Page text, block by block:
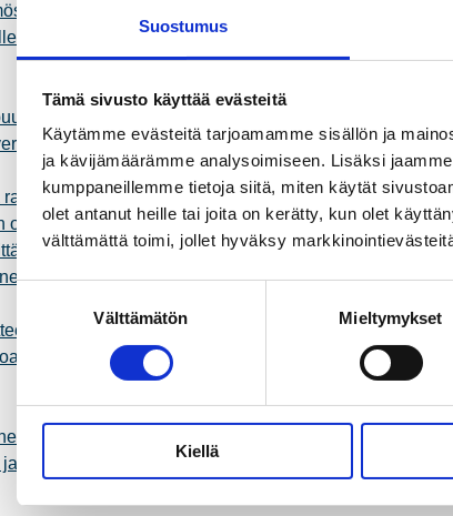
Suostumus
Tämä sivusto käyttää evästeitä
Käytämme evästeitä tarjoamamme sisällön ja
ja kävijämäärämme analysoimiseen. Lisäksi
kumppaneillemme tietoja siitä, miten käytät
olet antanut heille tai joita on kerätty, kun olet
välttämättä toimi, jollet hyväksy
k
Välttämätön Mieltymykset
Kiellä
raportointi
ohjaus kiinteistössä
verkkoon
ja hinnastot
jakeluhäiriöistä
asiakaslehti